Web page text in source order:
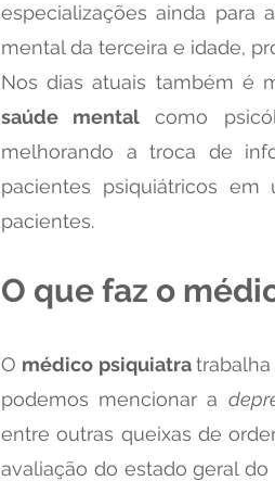
especializações ainda para
mental da terceira e idade,
Nos dias atuais também é
saúde mental como
melhorando a troca de
pacientes psiquiátricos
pacientes.
O que faz o
O médico psiquiatra
podemos mencionar a
entre outras queixas de
avaliação do estado geral